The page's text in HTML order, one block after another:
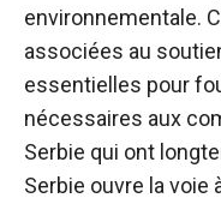
environnementale.
associées au
essentielles pour
nécessaires aux
Serbie qui ont
Serbie ouvre la